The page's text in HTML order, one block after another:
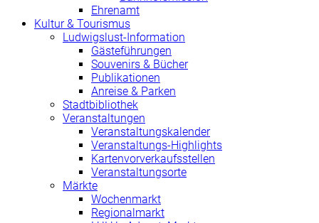
Ehrenamt
Kultur & Tourismus
Ludwigslust-Information
Gästeführungen
Souvenirs & Bücher
Publikationen
Anreise & Parken
Stadtbibliothek
Veranstaltungen
Veranstaltungskalender
Veranstaltungs-Highlights
Kartenvorverkaufsstellen
Veranstaltungsorte
Märkte
Wochenmarkt
Regionalmarkt